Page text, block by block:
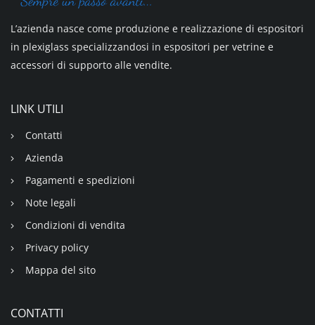
L’azienda nasce come produzione e realizzazione di espositori
in plexiglass specializzandosi in espositori per vetrine e
accessori di supporto alle vendite.
LINK UTILI
Contatti
Azienda
Pagamenti e spedizioni
Note legali
Condizioni di vendita
Privacy policy
Mappa del sito
CONTATTI